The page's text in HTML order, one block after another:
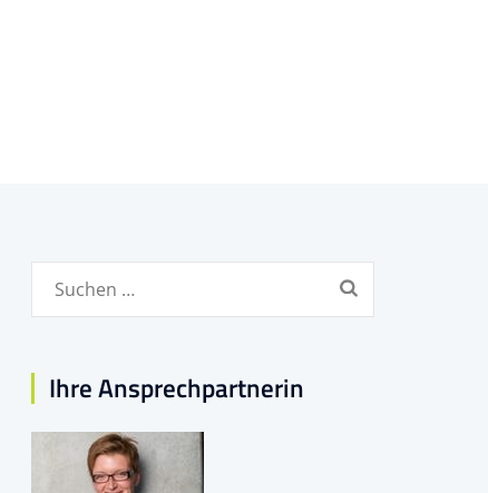
Suchen
Ihre Ansprechpartnerin